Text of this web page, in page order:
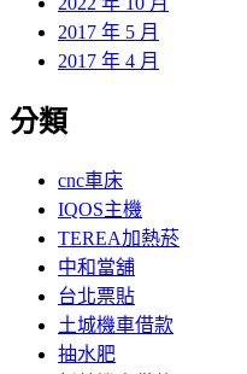
2017 年 5 月
2017 年 4 月
分類
cnc車床
IQOS主機
TEREA加熱菸
中和當舖
台北票貼
土城機車借款
抽水肥